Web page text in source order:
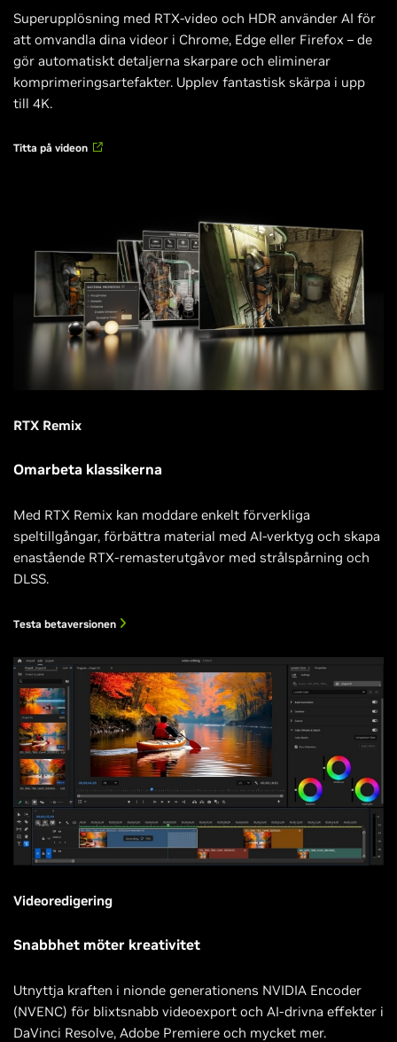
Superupplösning med RTX-video och HDR använder AI för
att omvandla dina videor i Chrome, Edge eller Firefox – de
gör automatiskt detaljerna skarpare och eliminerar
komprimeringsartefakter. Upplev fantastisk skärpa i upp
till 4K.
Titta på videon
RTX Remix
Omarbeta klassikerna
Med RTX Remix kan moddare enkelt förverkliga
speltillgångar, förbättra material med AI-verktyg och skapa
enastående RTX-remasterutgåvor med strålspårning och
DLSS.
Testa betaversionen
Videoredigering
Snabbhet möter kreativitet
Utnyttja kraften i nionde generationens NVIDIA Encoder
(NVENC) för blixtsnabb videoexport och AI-drivna effekter i
DaVinci Resolve, Adobe Premiere och mycket mer.